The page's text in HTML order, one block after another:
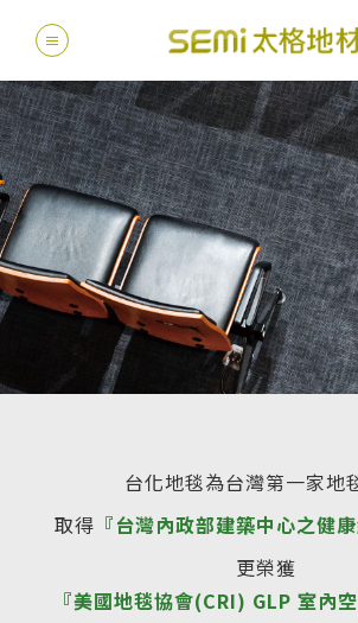
最新消息
產品總覽
健康・永續
業績分類
關於我們
下載・影音
台化地毯為台灣第一家地
取得 『台灣內政部建築中心之健
更榮獲
『美國地毯協會(CRI) GLP 室內